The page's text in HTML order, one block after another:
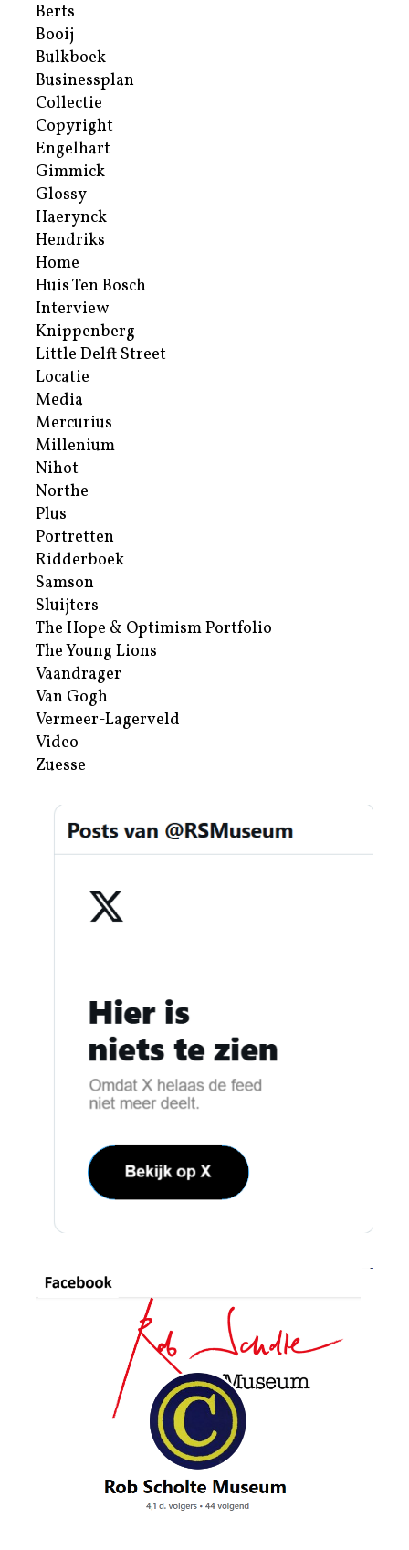
Berts
Booij
Bulkboek
Businessplan
Collectie
Copyright
Engelhart
Gimmick
Glossy
Haerynck
Hendriks
Home
Huis Ten Bosch
Interview
Knippenberg
Little Delft Street
Locatie
Media
Mercurius
Millenium
Nihot
Northe
Plus
Portretten
Ridderboek
Samson
Sluijters
The Hope & Optimism Portfolio
The Young Lions
Vaandrager
Van Gogh
Vermeer-Lagerveld
Video
Zuesse